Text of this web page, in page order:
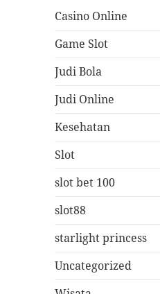
Casino Online
Game Slot
Judi Bola
Judi Online
Kesehatan
Slot
slot bet 100
slot88
starlight princess
Uncategorized